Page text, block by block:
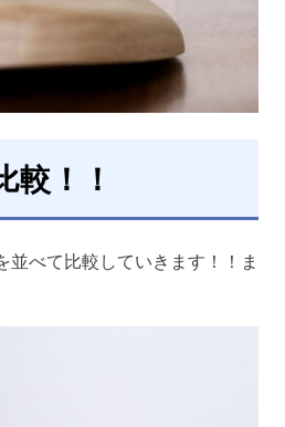
較！！
並べて比較していきます！！ま